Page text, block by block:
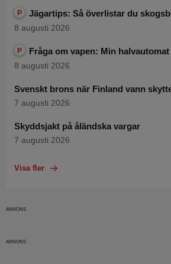
P Jägartips: Så överlistar du
8 augusti 2026
P Fråga om vapen: Min
8 augusti 2026
Svenskt brons när Finland vann
7 augusti 2026
Skyddsjakt på åländska vargar
7 augusti 2026
Visa fler